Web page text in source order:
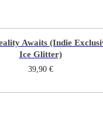
Awaits (Indie
Ice Glitter)
39,90 €